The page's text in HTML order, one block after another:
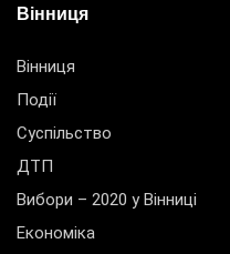
Вінниця
Вінниця
Події
Суспільство
ДТП
Вибори – 2020 у Вінниці
Економіка